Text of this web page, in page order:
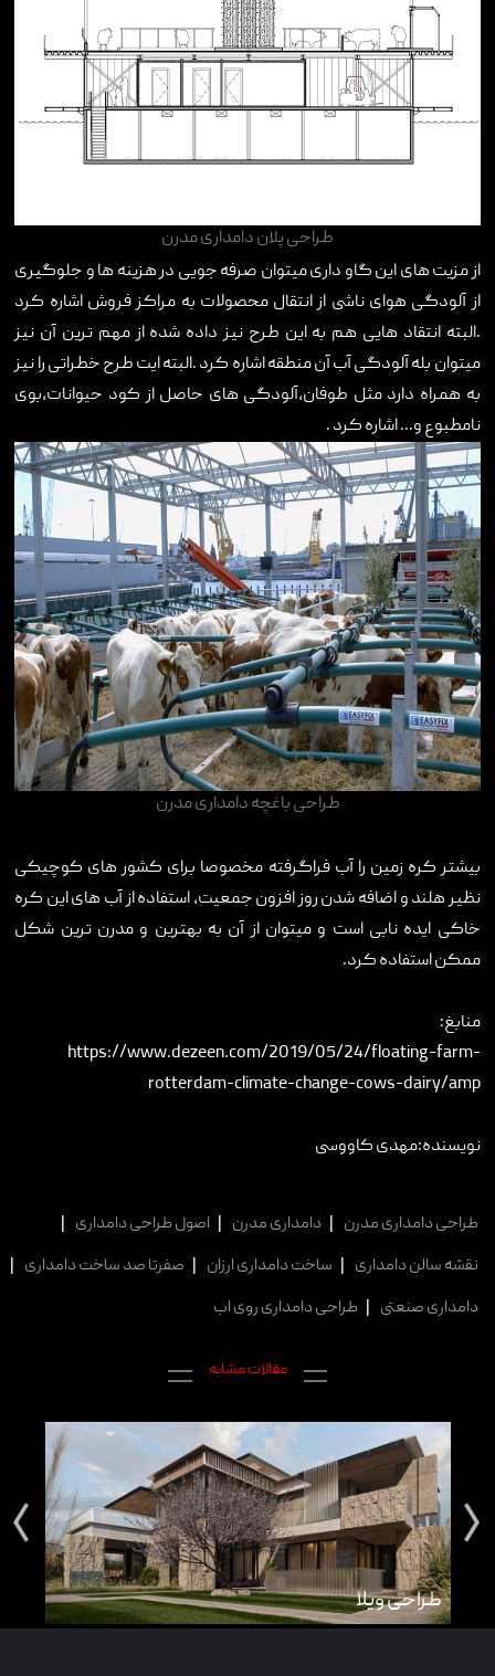
طراحی پلان دامداری مدرن
از مزیت های این گاو داری میتوان صرفه جویی در هزینه ها و جلوگیری
از آلودگی هوای ناشی از انتقال محصولات به مراکز فروش اشاره کرد
.البته انتقاد هایی هم به این طرح نیز داده شده از مهم ترین آن نیز
میتوان بله آلودگی آب آن منطقه اشاره کرد .البته ایت طرح خطراتی را نیز
به همراه دارد مثل طوفان،آلودگی های حاصل از کود حیوانات،بوی
نامطبوع و... اشاره کرد .
طراحی باغچه دامداری مدرن
بیشتر کره زمین را آب فراگرفته مخصوصا برای کشور های کوچیکی
نظیر هلند و اضافه شدن روز افزون جمعیت، استفاده از آب های این کره
خاکی ایده نابی است و میتوان از آن به بهترین و مدرن ترین شکل
ممکن استفاده کرد.
منابغ:
https://www.dezeen.com/2019/05/24/floating-farm-
rotterdam-climate-change-cows-dairy/amp
نویسنده:مهدی کاووسی
طراحی دامداری مدرن دامداری مدرن اصول طراحی دامداری
نقشه سالن دامداری
ساخت دامداری ارزان صفرتا صد ساخت دامداری
دامداری صنعتی
طراحی دامداری روی اب
مقالات مشابه
طراحی ویلا